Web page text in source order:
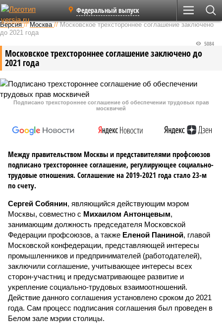
Федеральный выпуск
Версия //Москва //Московское трехстороннее соглашение заключено
до 2021 года
Московское трехстороннее соглашение заключено до
2021 года
5084
Подписано трехстороннее соглашение об обеспечении трудовых прав
москвичей
Между правительством Москвы и представителями профсоюзов
подписано трехстороннее соглашение, регулирующее социально-
трудовые отношения. Соглашение на 2019-2021 года стало 23-м
по счету.
Сергей Собянин, являющийся действующим мэром
Москвы, совместно с Михаилом Антонцевым,
занимающим должность председателя Московской
Федерации профсоюзов, а также Еленой Паниной, главой
Московской конфедерации, представляющей интересы
промышленников и предпринимателей (работодателей),
заключили соглашение, учитывающее интересы всех
сторон-участниц и предусматривающее развитие и
укрепление социально-трудовых взаимоотношений.
Действие данного соглашения установлено сроком до 2021
года. Сам процесс подписания соглашения был проведен в
Белом зале мэрии столицы.